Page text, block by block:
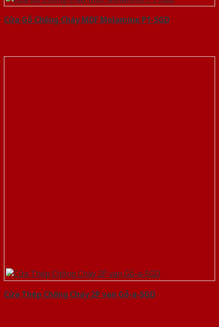
Cửa Gỗ Chống Cháy MDF Melamine P1-SGD
Cửa Thép Chống Cháy 2P van Gỗ-a-SGD